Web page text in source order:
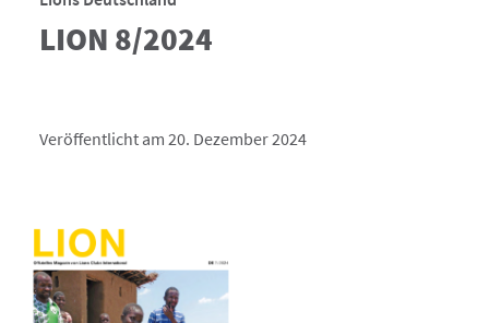
LION 8/2024
Veröffentlicht am 20. Dezember 2024